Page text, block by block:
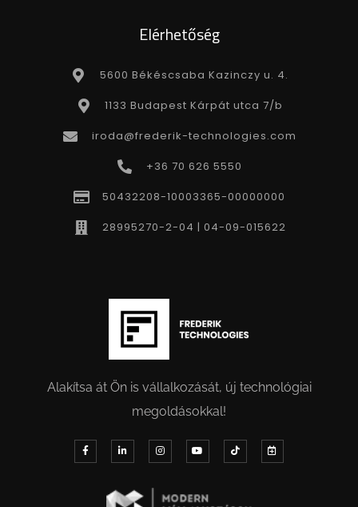
Elérhetőség
5600 Békéscsaba Kazinczy u. 4.
1133 Budapest Kárpát utca 7/b
iroda@frederik-technologies.com
+36 70 626 5550
50432208-10003365-00000000
28995270-2-04 | 04-09-015622
Alakítsa át Ön is vállalkozását, új technológiai
megoldásokkal!